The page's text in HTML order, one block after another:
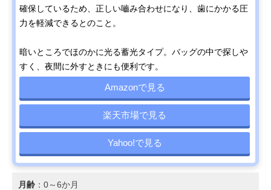
確保しているため、正しい嚙み合わせになり、歯にかかる圧
力を軽減できるとのこと。
暗いところでほのかに光る蓄光タイプ。バッグの中で探しや
すく、夜間に外すときにも便利です。
Amazonで見る
楽天市場で見る
Yahoo!で見る
月齢 ：0～6か月